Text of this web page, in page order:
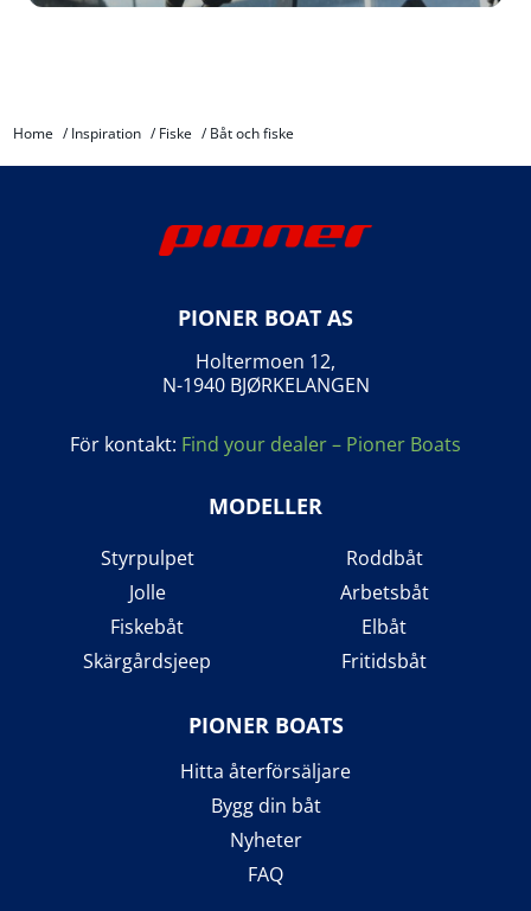
Home /Inspiration /Fiske /Båt och fiske
PIONER BOAT AS
Holtermoen 12,
N-1940 BJØRKELANGEN
För kontakt: Find your dealer – Pioner Boats
MODELLER
Styrpulpet
Jolle
Fiskebåt
Skärgårdsjeep
Roddbåt
Arbetsbåt
Elbåt
Fritidsbåt
PIONER BOATS
Hitta återförsäljare
Bygg din båt
Nyheter
FAQ